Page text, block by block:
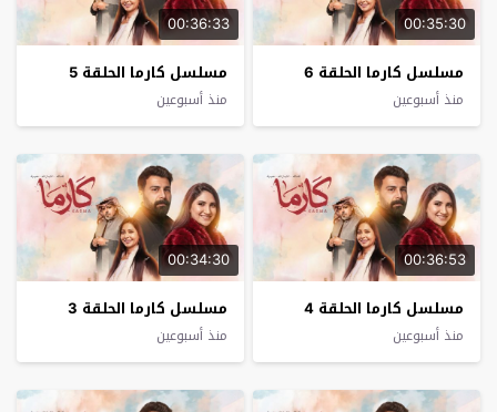
00:35:30
مسلسل كارما الحلقة 6
منذ أسبوعين
00:36:33
مسلسل كارما الحلقة 5
منذ أسبوعين
00:36:53
مسلسل كارما الحلقة 4
منذ أسبوعين
00:34:30
مسلسل كارما الحلقة 3
منذ أسبوعين